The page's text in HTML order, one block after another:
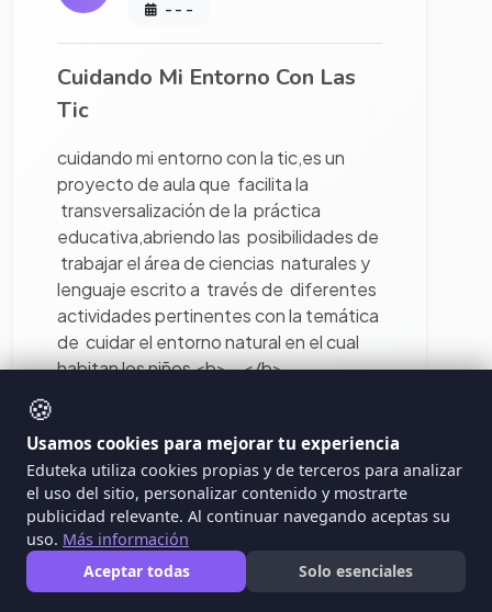
- - -
Cuidando Mi Entorno Con Las
Tic
cuidando mi entorno con la tic,es un
proyecto de aula que facilita la
transversalización de la práctica
educativa,abriendo las posibilidades de
trabajar el área de ciencias naturales y
lenguaje escrito a través de diferentes
actividades pertinentes con la temática
de cuidar el entorno natural en el cual
habitan los niños <b>...</b>
444 445
🍪
Usamos cookies para mejorar tu experiencia
Eduteka utiliza cookies propias y de terceros para analizar
el uso del sitio, personalizar contenido y mostrarte
publicidad relevante. Al continuar navegando aceptas su
uso. Más información
Aceptar todas
Solo esenciales